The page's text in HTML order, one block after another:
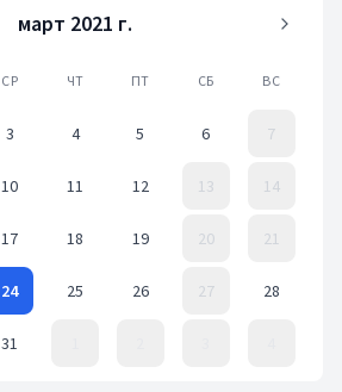
март 2021 г.
СР ЧТ ПТ СБ ВС
3 4 5 6 7
10 11 12 13 14
17 18 19 20 21
24 25 26 27 28
31